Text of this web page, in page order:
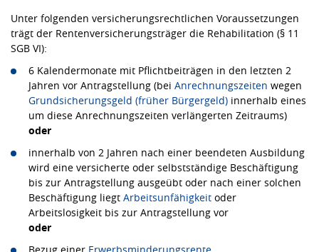
Unter folgenden versicherungsrechtlichen Voraussetzungen
trägt der Rentenversicherungsträger die Rehabilitation (§ 11
SGB VI):
6 Kalendermonate mit Pflichtbeiträgen in den letzten 2
Jahren vor Antragstellung (bei Anrechnungszeiten wegen
Grundsicherungsgeld (früher Bürgergeld) innerhalb eines
um diese Anrechnungszeiten verlängerten Zeitraums)
oder
innerhalb von 2 Jahren nach einer beendeten Ausbildung
wird eine versicherte oder selbstständige Beschäftigung
bis zur Antragstellung ausgeübt oder nach einer solchen
Beschäftigung liegt Arbeitsunfähigkeit oder
Arbeitslosigkeit bis zur Antragstellung vor
oder
Bezug einer Erwerbsminderungsrente